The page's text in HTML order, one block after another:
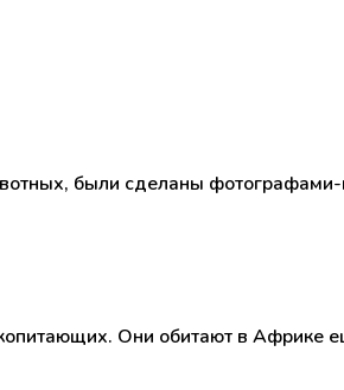
были сделаны фотографами-
Они обитают в Африке